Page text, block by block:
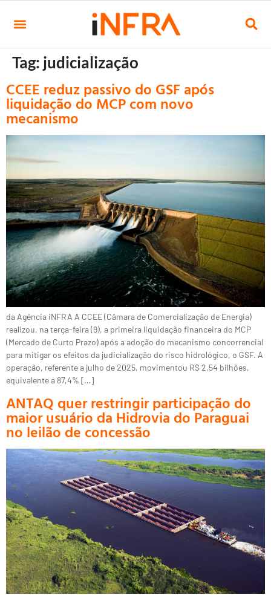
Tag: judicialização
CCEE reduz passivo do GSF após
liquidação do MCP com novo
mecanismo
da Agência iNFRA A CCEE (Câmara de Comercialização de Energia)
realizou, na terça-feira (9), a primeira liquidação financeira do MCP
(Mercado de Curto Prazo) após a adoção do mecanismo concorrencial
para mitigar os efeitos da judicialização do risco hidrológico, o GSF. A
operação, referente a julho de 2025, movimentou R$ 2,54 bilhões,
equivalente a 87,4% […]
ANTAQ quer restringir participação do
maior usuário da Hidrovia do Paraguai
no leilão de concessão